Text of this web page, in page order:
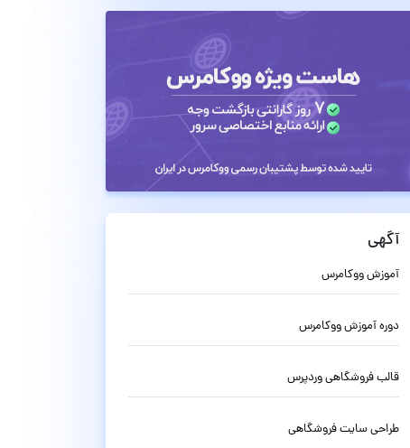
آگهی
آموزش ووکامرس
دوره آموزش ووکامرس
قالب فروشگاهی وردپرس
طراحی سایت فروشگاهی